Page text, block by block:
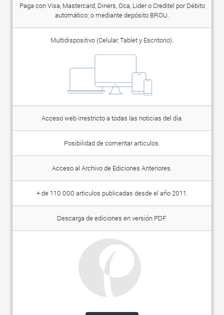
Paga con Visa, Mastercard, Diners, Oca, Lider o Creditel por Débito
automático; o mediante depósito BROU.
Multidispositivo (Celular, Tablet y Escritorio).
Acceso web irrestricto a todas las noticias del día.
Posibilidad de comentar artículos.
Acceso al Archivo de Ediciones Anteriores.
+ de 110.000 artículos publicadas desde el año 2011.
Descarga de ediciones en versión PDF.